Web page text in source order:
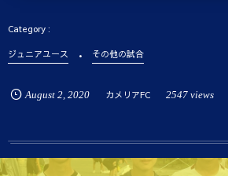
ジュニアユース その他の試合
August 2, 2020 カメリアFC 2547 views